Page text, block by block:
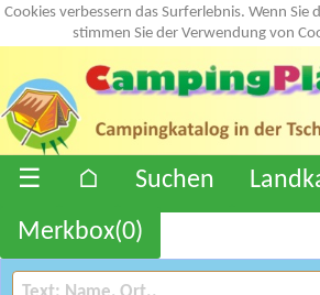
Cookies verbessern das Surferlebnis. Wenn Sie
stimmen Sie der Verwendung von
☰ ⌂ Suchen
Merkbox(0)